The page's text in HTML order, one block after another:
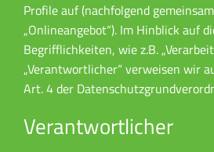
Profile auf (nachfolgend
„Onlineangebot“). Im Hinblick auf
Begrifflichkeiten, wie z.B.
„Verantwortlicher“ verweisen wir
Art. 4 der
Verantwortlicher